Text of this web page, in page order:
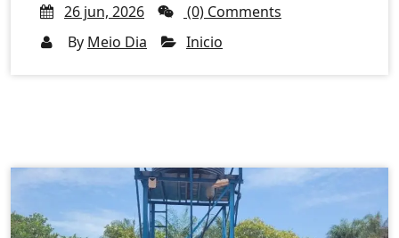
26 jun, 2026
(0) Comments
By Meio Dia Inicio